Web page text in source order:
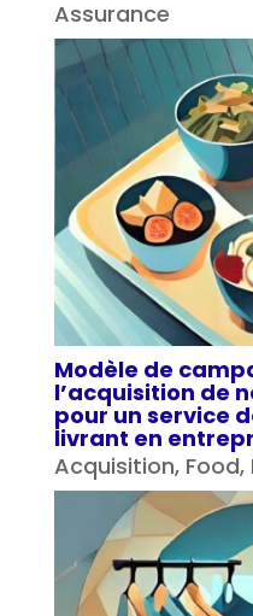
Assurance
Modèle de
l’acquisition de
pour un service
livrant en
Acquisition, Food,